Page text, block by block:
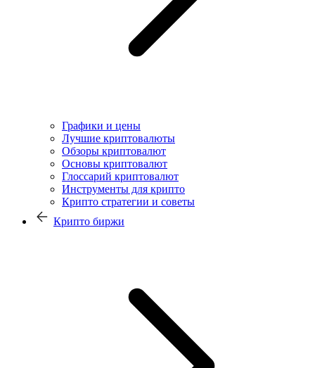
Графики и цены
Лучшие криптовалюты
Обзоры криптовалют
Основы криптовалют
Глоссарий криптовалют
Инструменты для крипто
Крипто стратегии и советы
Крипто биржи